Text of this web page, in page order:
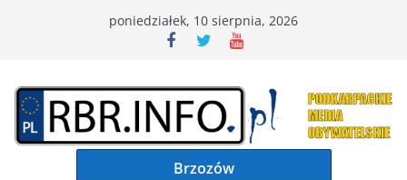
poniedziałek, 10 sierpnia, 2026
Brzozów